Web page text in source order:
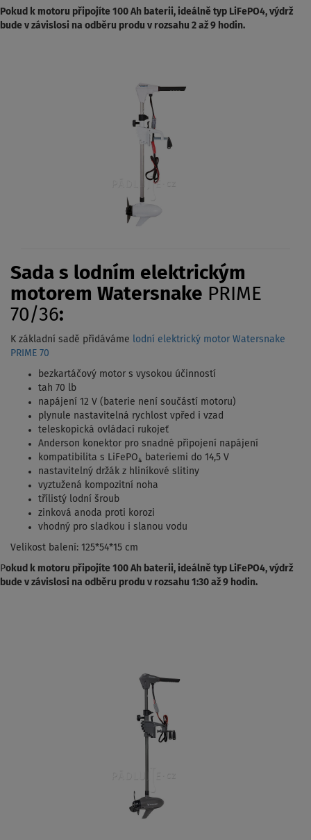
Pokud k motoru připojíte 100 Ah baterii, ideálně typ LiFePO4, výdrž
bude v závislosi na odběru produ v rozsahu 2 až 9 hodin.
Sada s lodním elektrickým
motorem Watersnake PRIME
70/36:
K základní sadě přidáváme lodní elektrický motor Watersnake
PRIME 70
bezkartáčový motor s vysokou účinností
tah 70 lb
napájení 12 V (baterie není součástí motoru)
plynule nastavitelná rychlost vpřed i vzad
teleskopická ovládací rukojeť
Anderson konektor pro snadné připojení napájení
kompatibilita s LiFePO₄ bateriemi do 14,5 V
nastavitelný držák z hliníkové slitiny
vyztužená kompozitní noha
třílistý lodní šroub
zinková anoda proti korozi
vhodný pro sladkou i slanou vodu
Velikost balení: 125*54*15 cm
Pokud k motoru připojíte 100 Ah baterii, ideálně typ LiFePO4, výdrž
bude v závislosi na odběru produ v rozsahu 1:30 až 9 hodin.